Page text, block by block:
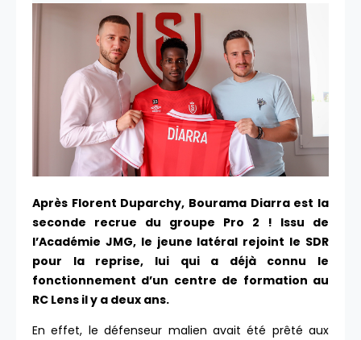
Après Florent Duparchy, Bourama Diarra est la
seconde recrue du groupe Pro 2 ! Issu de
l’Académie JMG, le jeune latéral rejoint le SDR
pour la reprise, lui qui a déjà connu le
fonctionnement d’un centre de formation au
RC Lens il y a deux ans.
En effet, le défenseur malien avait été prêté aux